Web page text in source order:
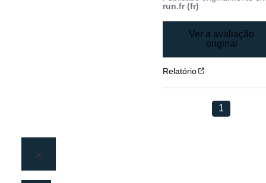
run.fr (fr)
Ver a avaliação
original
Relatório
1